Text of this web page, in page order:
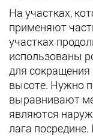
На участках,
применяют
участках
использованы
для
высоте. Нужно
выравнивают
являются
лага